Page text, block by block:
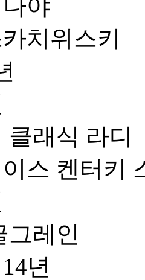
야
치위스키
클래식 라디
스 켄터키
그레인
년